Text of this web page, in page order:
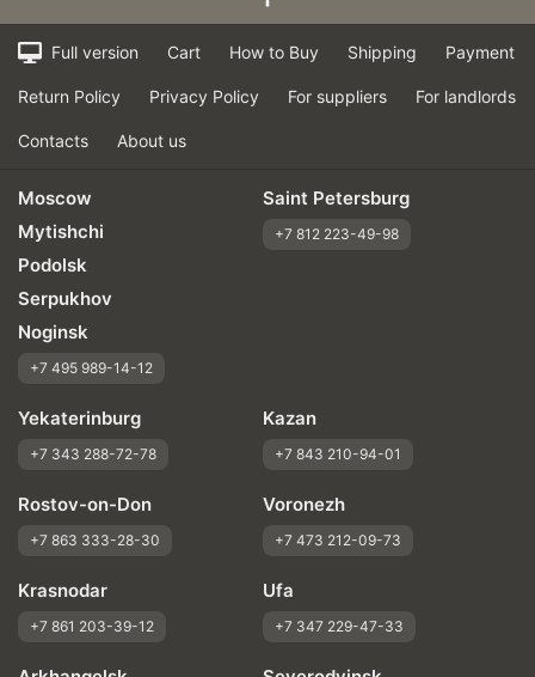
Full version Cart How to Buy Shipping Payment
Return Policy Privacy Policy For suppliers For landlords
Contacts About us
Moscow
Mytishchi
Podolsk
Serpukhov
Noginsk
+7 495 989-14-12
Saint Petersburg
+7 812 223-49-98
Yekaterinburg
+7 343 288-72-78
Kazan
+7 843 210-94-01
Rostov-on-Don
+7 863 333-28-30
Voronezh
+7 473 212-09-73
Krasnodar
+7 861 203-39-12
Ufa
+7 347 229-47-33